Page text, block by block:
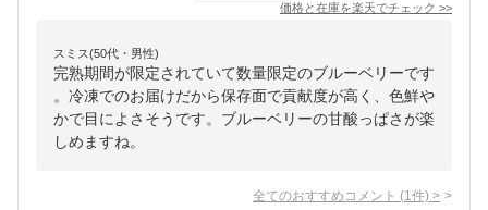
価格と在庫を楽天でチェック >>
スミス(50代・男性)
完熟期間が限定されていて数量限定のブルーベリーです
。冷凍でのお届けだから保存面で貢献度が高く、色鮮や
かで目によさそうです。ブルーベリーの甘酸っぱさが楽
しめますね。
全てのおすすめコメント (1 件) >